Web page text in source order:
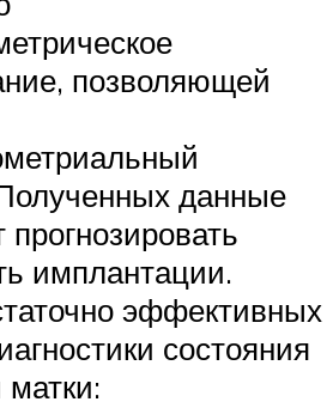
позволяющей
данные
имплантации.
эффективных
состояния
матки: